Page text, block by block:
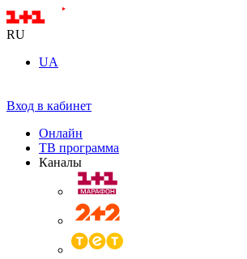
RU
UA
Вход в кабинет
Онлайн
ТВ программа
Каналы